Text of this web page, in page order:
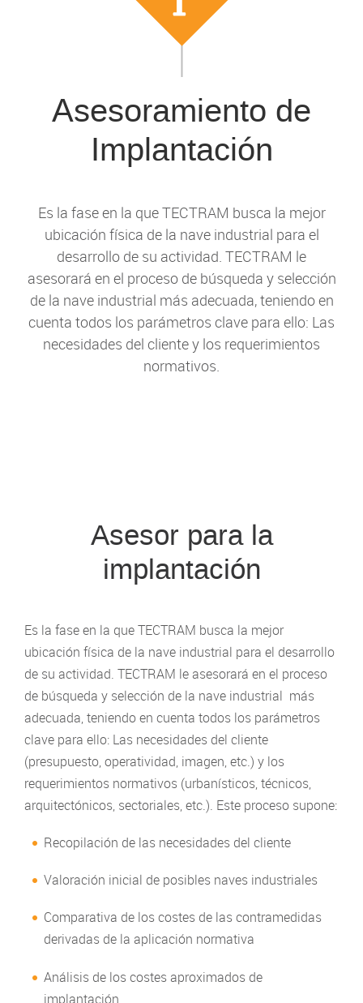
Asesoramiento de
Implantación
Es la fase en la que TECTRAM busca la mejor
ubicación física de la nave industrial para el
desarrollo de su actividad. TECTRAM le
asesorará en el proceso de búsqueda y selección
de la nave industrial más adecuada, teniendo en
cuenta todos los parámetros clave para ello: Las
necesidades del cliente y los requerimientos
normativos.
Asesor para la
implantación
Es la fase en la que TECTRAM busca la mejor
ubicación física de la nave industrial para el desarrollo
de su actividad. TECTRAM le asesorará en el proceso
de búsqueda y selección de la nave industrial más
adecuada, teniendo en cuenta todos los parámetros
clave para ello: Las necesidades del cliente
(presupuesto, operatividad, imagen, etc.) y los
requerimientos normativos (urbanísticos, técnicos,
arquitectónicos, sectoriales, etc.). Este proceso supone:
Recopilación de las necesidades del cliente
Valoración inicial de posibles naves industriales
Comparativa de los costes de las contramedidas
derivadas de la aplicación normativa
Análisis de los costes aproximados de
implantación